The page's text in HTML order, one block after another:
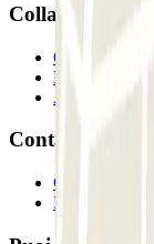
Collaboriamo?
Collaboratori
Proprietari di
Affiliati
Contatto
Contattaci
FAQ